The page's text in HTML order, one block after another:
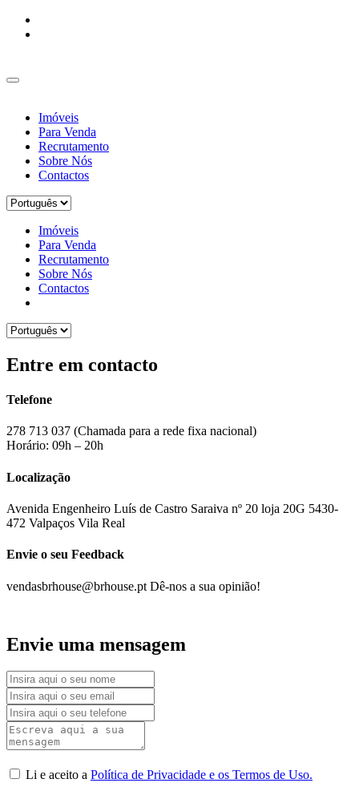
Imóveis
Para Venda
Recrutamento
Sobre Nós
Contactos
Imóveis
Para Venda
Recrutamento
Sobre Nós
Contactos
Entre em contacto
Telefone
278 713 037 (Chamada para a rede fixa nacional)
Horário: 09h – 20h
Localização
Avenida Engenheiro Luís de Castro Saraiva nº 20 loja 20G 5430-
472 Valpaços Vila Real
Envie o seu Feedback
vendasbrhouse@brhouse.pt Dê-nos a sua opinião!
Envie uma mensagem
Li e aceito a Política de Privacidade e os Termos de Uso.